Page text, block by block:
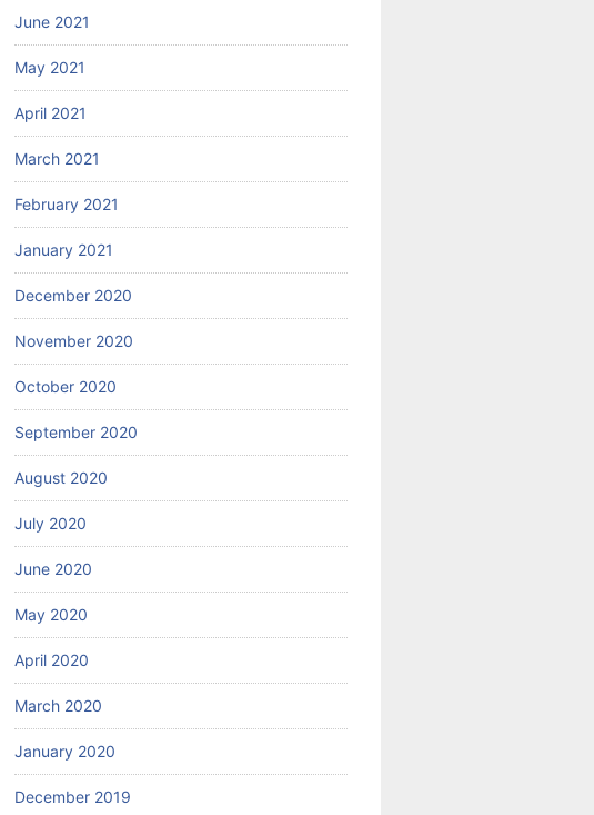
June 2021
May 2021
April 2021
March 2021
February 2021
January 2021
December 2020
November 2020
October 2020
September 2020
August 2020
July 2020
June 2020
May 2020
April 2020
March 2020
January 2020
December 2019